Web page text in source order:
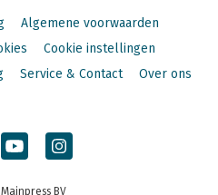
Algemene voorwaarden
Cookie instellingen
Service & Contact Over ons
BV